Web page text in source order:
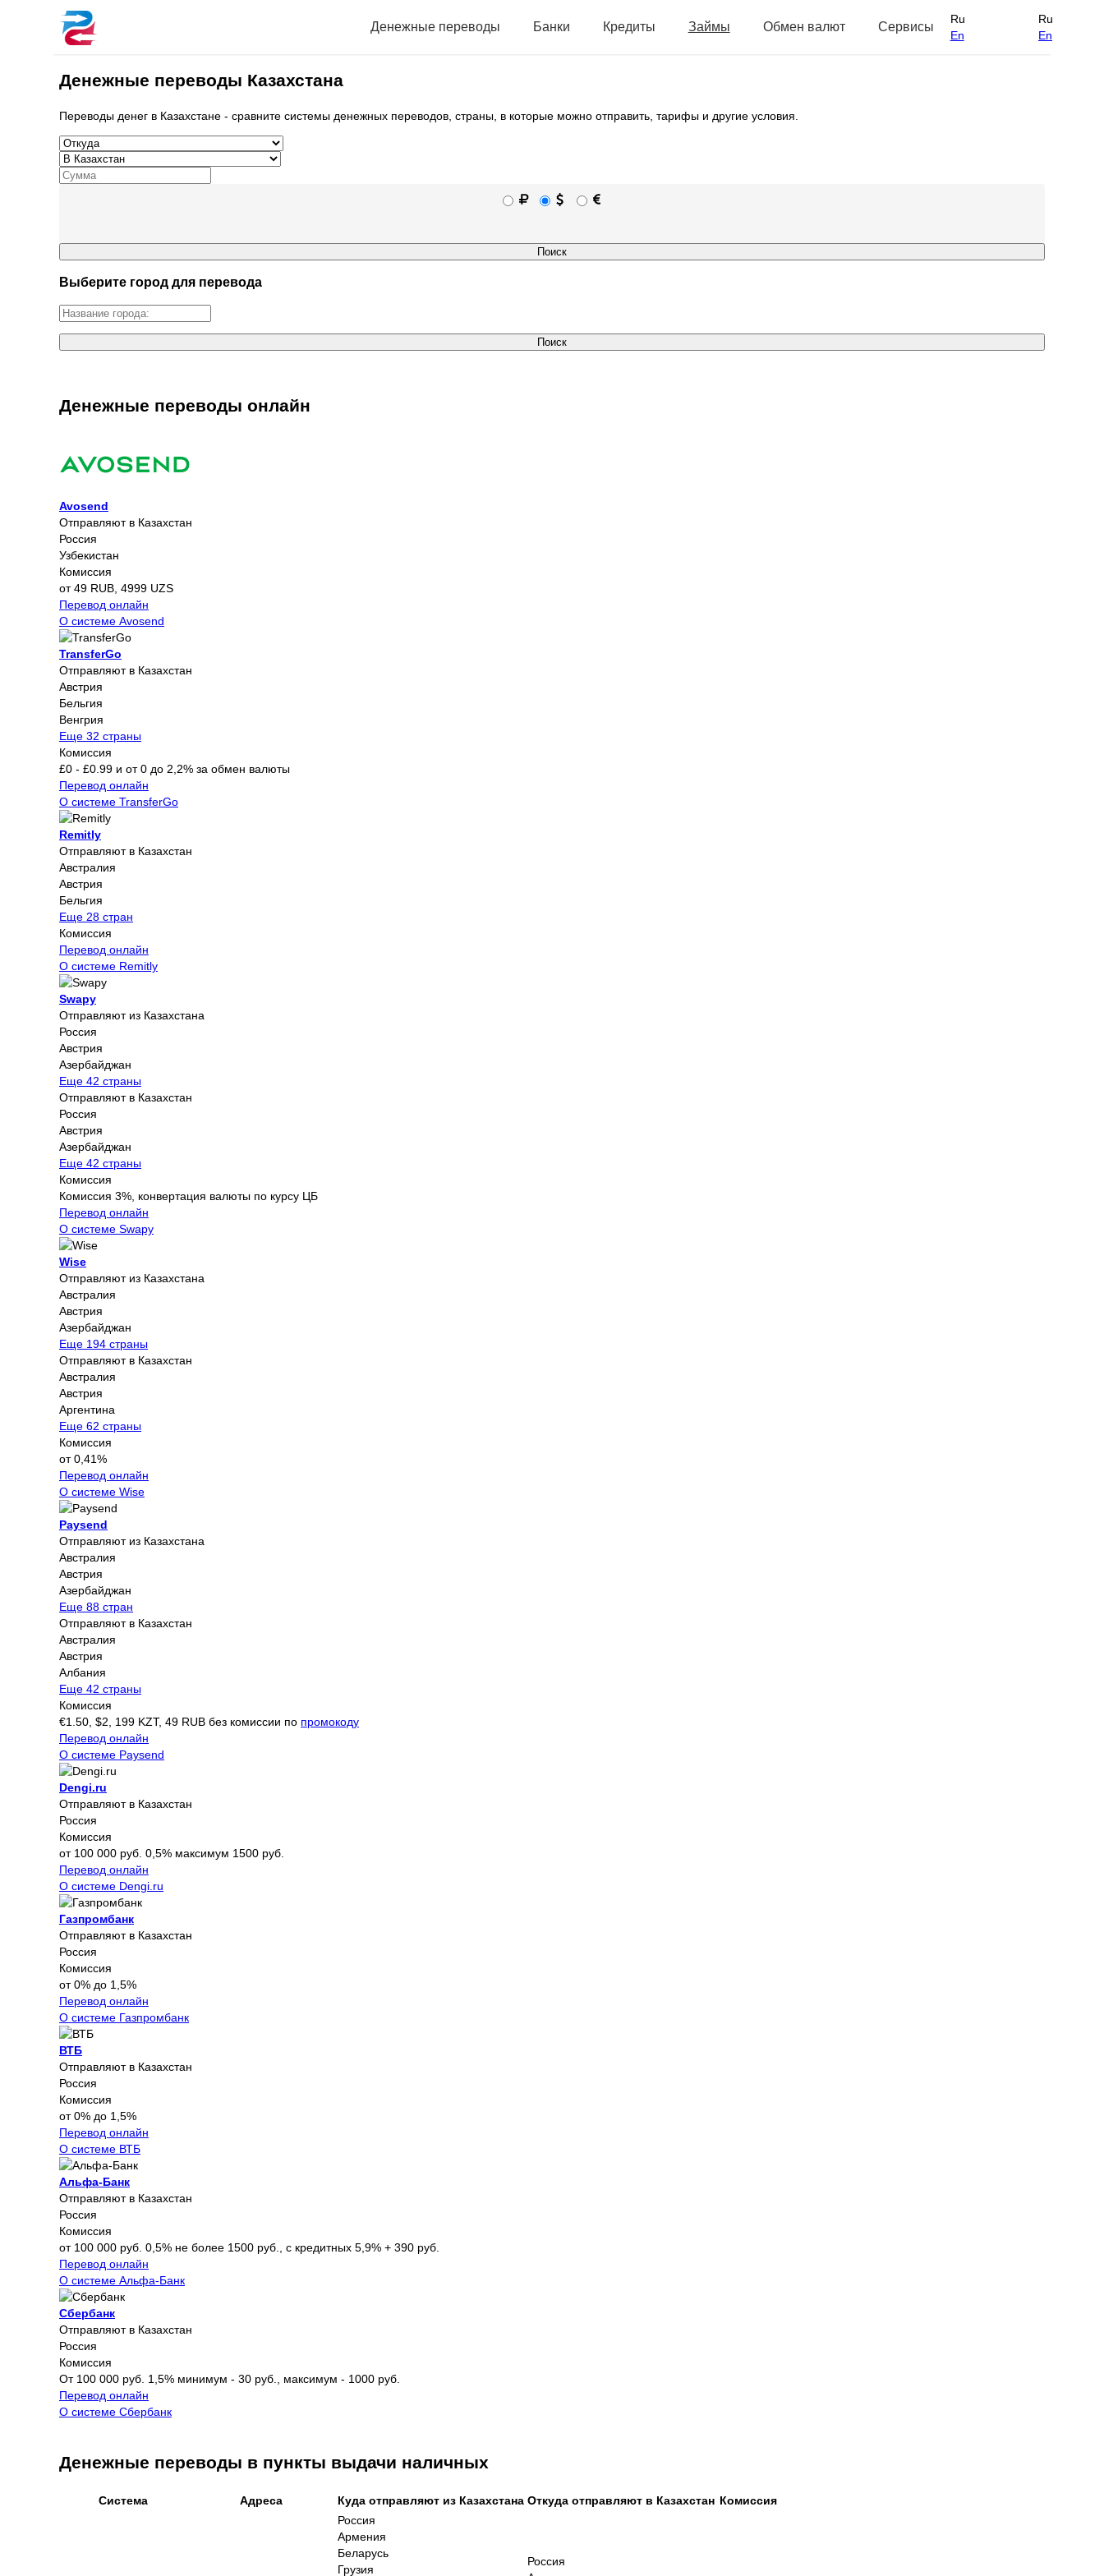
Денежные переводы Банки Кредиты Займы Обмен валют Сервисы
Ru
En
Ru
En
Денежные переводы Казахстана
Переводы денег в Казахстане - сравните системы денежных переводов, страны, в которые можно отправить, тарифы и другие условия.
Выберите город для перевода
Денежные переводы онлайн
Avosend
Отправляют в Казахстан
Россия
Узбекистан
Комиссия
от 49 RUB, 4999 UZS
Перевод онлайн
О системе Avosend
TransferGo
Отправляют в Казахстан
Австрия
Бельгия
Венгрия
Еще 32 страны
Комиссия
£0 - £0.99 и от 0 до 2,2% за обмен валюты
Перевод онлайн
О системе TransferGo
Remitly
Отправляют в Казахстан
Австралия
Австрия
Бельгия
Еще 28 стран
Комиссия
Перевод онлайн
О системе Remitly
Swapy
Отправляют из Казахстана
Россия
Австрия
Азербайджан
Еще 42 страны
Отправляют в Казахстан
Россия
Австрия
Азербайджан
Еще 42 страны
Комиссия
Комиссия 3%, конвертация валюты по курсу ЦБ
Перевод онлайн
О системе Swapy
Wise
Отправляют из Казахстана
Австралия
Австрия
Азербайджан
Еще 194 страны
Отправляют в Казахстан
Австралия
Австрия
Аргентина
Еще 62 страны
Комиссия
от 0,41%
Перевод онлайн
О системе Wise
Paysend
Отправляют из Казахстана
Австралия
Австрия
Азербайджан
Еще 88 стран
Отправляют в Казахстан
Австралия
Австрия
Албания
Еще 42 страны
Комиссия
€1.50, $2, 199 KZT, 49 RUB без комиссии по промокоду
Перевод онлайн
О системе Paysend
Dengi.ru
Отправляют в Казахстан
Россия
Комиссия
от 100 000 руб. 0,5% максимум 1500 руб.
Перевод онлайн
О системе Dengi.ru
Газпромбанк
Отправляют в Казахстан
Россия
Комиссия
от 0% до 1,5%
Перевод онлайн
О системе Газпромбанк
ВТБ
Отправляют в Казахстан
Россия
Комиссия
от 0% до 1,5%
Перевод онлайн
О системе ВТБ
Альфа-Банк
Отправляют в Казахстан
Россия
Комиссия
от 100 000 руб. 0,5% не более 1500 руб., с кредитных 5,9% + 390 руб.
Перевод онлайн
О системе Альфа-Банк
Сбербанк
Отправляют в Казахстан
Россия
Комиссия
От 100 000 руб. 1,5% минимум - 30 руб., максимум - 1000 руб.
Перевод онлайн
О системе Сбербанк
Денежные переводы в пункты выдачи наличных
Система Адреса Куда отправляют из Казахстана Откуда отправляют в Казахстан Комиссия
Россия
Армения
Беларусь
Грузия
Россия